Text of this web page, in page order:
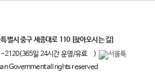
별시 중구 세종대로 110 [찾아오시는 길]
2120(365일 24시간 운영/유료
)
Government all rights reserved